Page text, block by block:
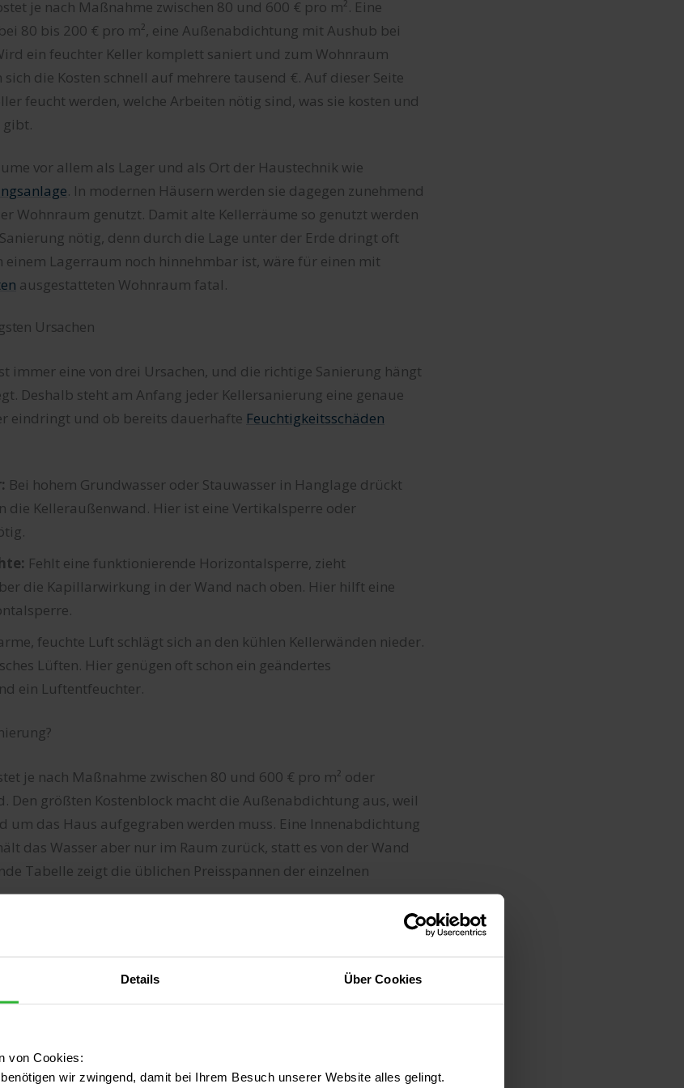
Details Über Cookies
von Cookies:
wir zwingend, damit bei Ihrem Besuch unserer Website alles gelingt.
je nach Maßnahme zwischen 80 und 600 € pro m². Eine
80 bis 200 € pro m², eine Außenabdichtung mit Aushub bei
ein feuchter Keller komplett saniert und zum Wohnraum
die Kosten schnell auf mehrere tausend €. Auf dieser Seite
feucht werden, welche Arbeiten nötig sind, was sie kosten und
gibt.
vor allem als Lager und als Ort der Haustechnik wie
. In modernen Häusern werden sie dagegen zunehmend
Wohnraum genutzt. Damit alte Kellerräume so genutzt werden
nötig, denn durch die Lage unter der Erde dringt oft
einem Lagerraum noch hinnehmbar ist, wäre für einen mit
ausgestatteten Wohnraum fatal.
Ursachen
immer eine von drei Ursachen, und die richtige Sanierung hängt
Deshalb steht am Anfang jeder Kellersanierung eine genaue
eindringt und ob bereits dauerhafte Feuchtigkeitsschäden
Bei hohem Grundwasser oder Stauwasser in Hanglage drückt
die Kelleraußenwand. Hier ist eine Vertikalsperre oder
Fehlt eine funktionierende Horizontalsperre, zieht
die Kapillarwirkung in der Wand nach oben. Hier hilft eine
feuchte Luft schlägt sich an den kühlen Kellerwänden nieder.
Lüften. Hier genügen oft schon ein geändertes
ein Luftentfeuchter.
je nach Maßnahme zwischen 80 und 600 € pro m² oder
Den größten Kostenblock macht die Außenabdichtung aus, weil
um das Haus aufgegraben werden muss. Eine Innenabdichtung
das Wasser aber nur im Raum zurück, statt es von der Wand
Tabelle zeigt die üblichen Preisspannen der einzelnen
Feuchte
inkl. Aushub
300 – 600 €